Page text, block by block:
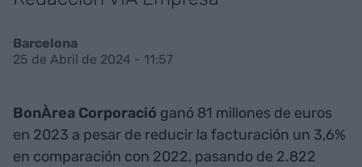
Barcelona
25 de Abril de 2024 - 11:57
BonÀrea Corporació ganó 81 millones de euros
en 2023 a pesar de reducir la facturación un 3,6%
en comparación con 2022, pasando de 2.822